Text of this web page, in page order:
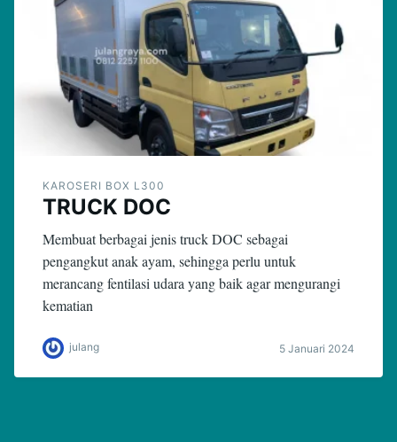
KAROSERI BOX L300
TRUCK DOC
Membuat berbagai jenis truck DOC sebagai
pengangkut anak ayam, sehingga perlu untuk
merancang fentilasi udara yang baik agar mengurangi
kematian
julang 5 Januari 2024